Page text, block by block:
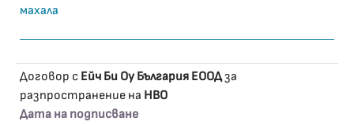
махала
Договор с Ейч Би Оу България ЕООДза
разпространение на HBO
Дата на подписване